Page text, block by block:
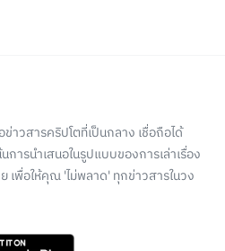
าวสารคริปโตที่เป็นกลาง เชื่อถือได้
การนำเสนอในรูปแบบของการเล่าเรื่อง
เพื่อให้คุณ 'ไม่พลาด' ทุกข่าวสารในวง